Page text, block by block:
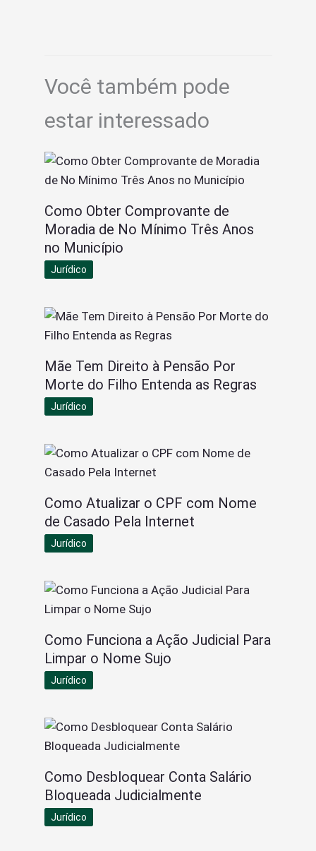
Você também pode
estar interessado
Como Obter Comprovante de
Moradia de No Mínimo Três Anos
no Município
Jurídico
Mãe Tem Direito à Pensão Por
Morte do Filho Entenda as Regras
Jurídico
Como Atualizar o CPF com Nome
de Casado Pela Internet
Jurídico
Como Funciona a Ação Judicial Para
Limpar o Nome Sujo
Jurídico
Como Desbloquear Conta Salário
Bloqueada Judicialmente
Jurídico